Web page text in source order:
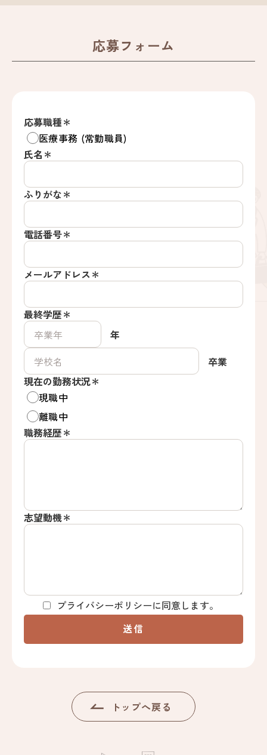
応募フォーム
応募職種＊
医療事務 (常勤職員)
氏名＊
ふりがな＊
電話番号＊
メールアドレス＊
最終学歴＊
年
卒業
現在の勤務状況＊
現職中
離職中
職務経歴＊
志望動機＊
プライバシーポリシーに同意します。
送信
トップへ戻る